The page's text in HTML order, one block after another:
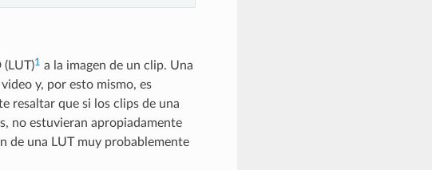
1
a la imagen de un clip. Una
y, por esto mismo, es
resaltar que si los clips de una
no estuvieran apropiadamente
de una LUT muy probablemente